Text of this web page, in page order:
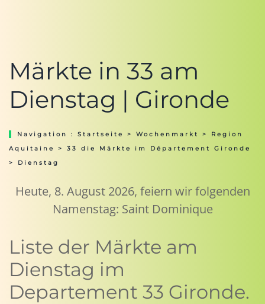
Märkte in 33 am
Dienstag | Gironde
Navigation : Startseite > Wochenmarkt > Region
Aquitaine
> 33 die Märkte im Département Gironde
> Dienstag
Heute, 8. August 2026, feiern wir folgenden
Namenstag: Saint Dominique
Liste der Märkte am
Dienstag im
Departement 33 Gironde.